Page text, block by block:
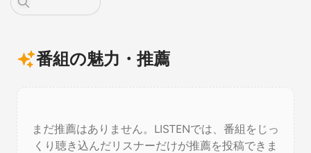
番組の魅力・推薦
まだ推薦はありません。LISTENでは、番組をじっ
くり聴き込んだリスナーだけが推薦を投稿できま